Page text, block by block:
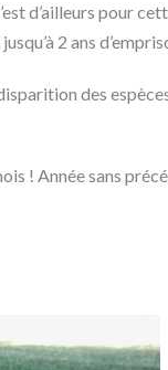
d’ailleurs pour
2 ans
des
! Année sans